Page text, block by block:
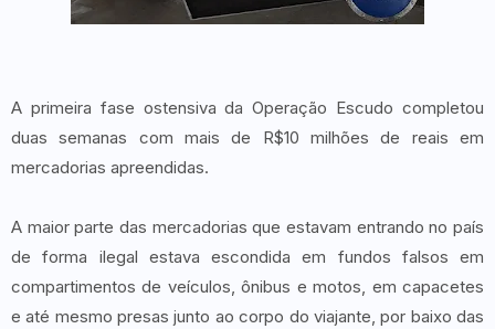
A primeira fase ostensiva da Operação Escudo completou
duas semanas com mais de R$10 milhões de reais em
mercadorias apreendidas.
A maior parte das mercadorias que estavam entrando no país
de forma ilegal estava escondida em fundos falsos em
compartimentos de veículos, ônibus e motos, em capacetes
e até mesmo presas junto ao corpo do viajante, por baixo das